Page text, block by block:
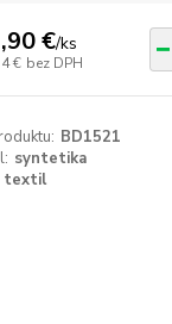
€/ks
€ bez DPH
BD1521
syntetika
textil